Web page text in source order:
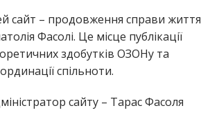
сайт – продовження справи життя
Фасолі. Це місце публікації
здобутків ОЗОНу та
спільноти.
сайту – Тарас Фасоля